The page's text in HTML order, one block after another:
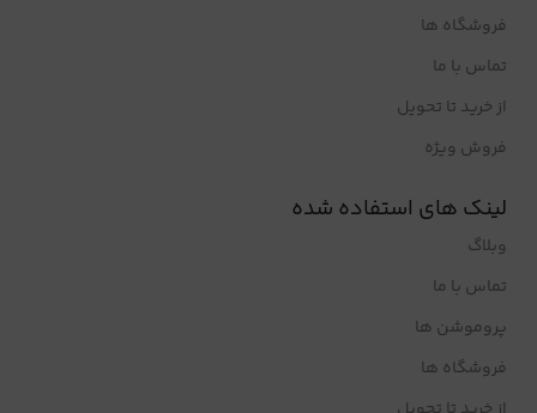
فروشگاه ها
تماس با ما
از خرید تا تحویل
فروش ویژه
لینک های استفاده شده
وبلاگ
تماس با ما
پروموشن ها
فروشگاه ها